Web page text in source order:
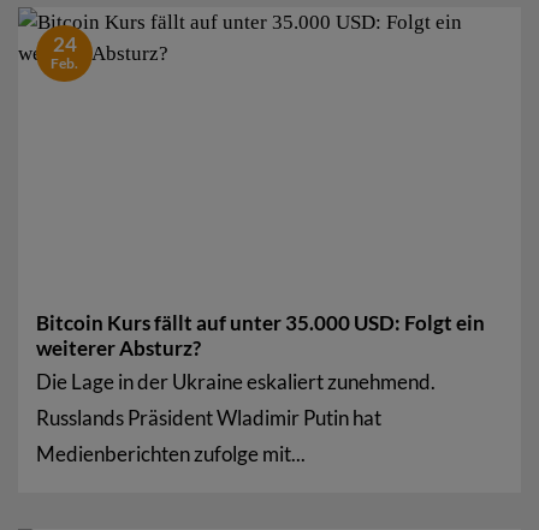
Bitcoin Kurs fällt auf unter 35.000 USD: Folgt ein
weiterer Absturz?
Die Lage in der Ukraine eskaliert zunehmend.
Russlands Präsident Wladimir Putin hat
Medienberichten zufolge mit...
24
Feb.